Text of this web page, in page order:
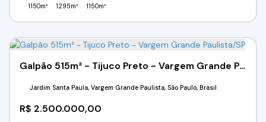
1150m² 1295m² 1150m²
Galpão 515m² - Tijuco Preto - Vargem Grande Paulista/SP
R$ 2.500.000,00
Jardim Santa Paula, Vargem Grande Paulista, São Paulo, Brasil